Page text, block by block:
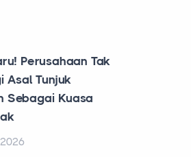
Perusahaan Tak
Asal Tunjuk
Sebagai Kuasa